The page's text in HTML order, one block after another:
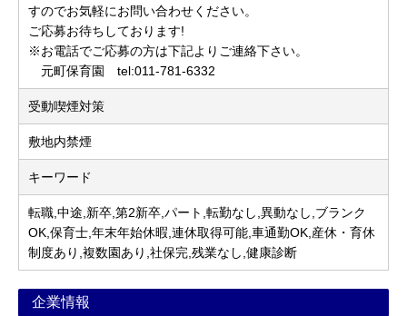
すのでお気軽にお問い合わせください。
ご応募お待ちしております!
※お電話でご応募の方は下記よりご連絡下さい。
元町保育園 tel:011-781-6332
受動喫煙対策
敷地内禁煙
キーワード
転職,中途,新卒,第2新卒,パート,転勤なし,異動なし,ブランク
OK,保育士,年末年始休暇,連休取得可能,車通勤OK,産休・育休
制度あり,複数園あり,社保完,残業なし,健康診断
企業情報